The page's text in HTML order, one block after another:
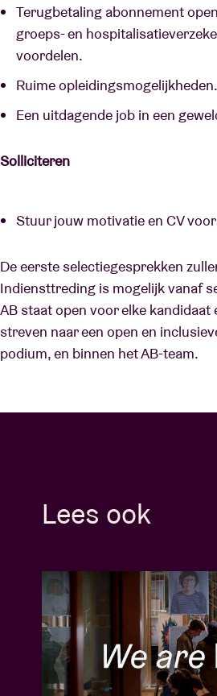
Terugbetaling abonnement
groeps- en
voordelen.
Ruime opleidingsmogelijkheden.
Een uitdagende job in een
Solliciteren
Stuur jouw motivatie en CV
De eerste selectiegesprekken
Indiensttreding is mogelijk vanaf
AB staat open voor elke
streven naar een open en
podium, en binnen het AB-team.
Lees ook